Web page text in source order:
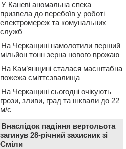
У Каневі аномальна спека
призвела до перебоїв у роботі
електромереж та комунальних
служб
На Черкащині намолотили перший
мільйон тонн зерна нового врожаю
На Кам’янщині сталася масштабна
пожежа сміттєзвалища
На Черкащині сьогодні очікують
грози, зливи, град та шквали до 22
м/с
Внаслідок падіння вертольота
загинув 28-річний захисник зі
Сміли